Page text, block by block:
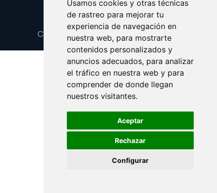
Usamos cookies y otras técnicas
de rastreo para mejorar tu
experiencia de navegación en
nuestra web, para mostrarte
contenidos personalizados y
anuncios adecuados, para analizar
el tráfico en nuestra web y para
comprender de donde llegan
nuestros visitantes.
Aceptar
Rechazar
Configurar
Update cookies preferences
Copyright © 2025 fondogarantia.com